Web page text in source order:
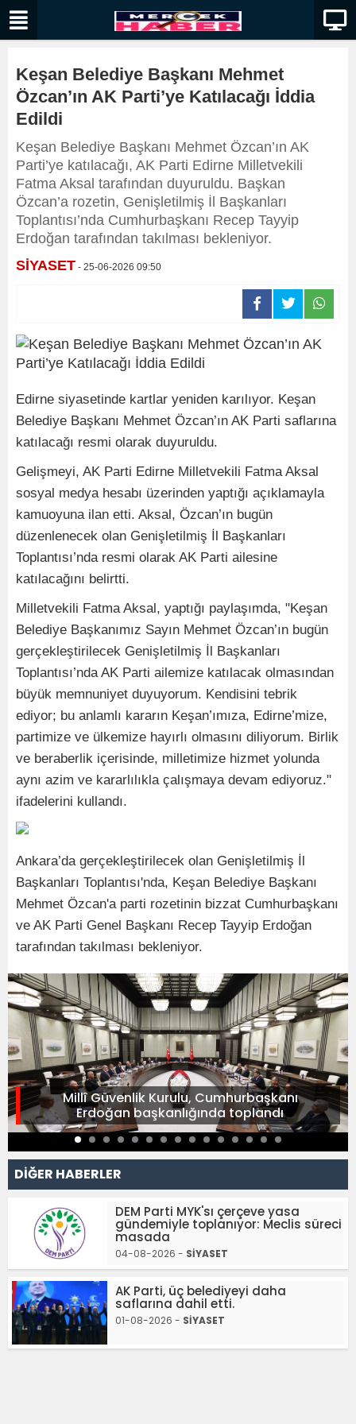
Keşan Belediye Başkanı Mehmet
Özcan’ın AK Parti’ye Katılacağı İddia
Edildi
Keşan Belediye Başkanı Mehmet Özcan’ın AK
Parti’ye katılacağı, AK Parti Edirne Milletvekili
Fatma Aksal tarafından duyuruldu. Başkan
Özcan’a rozetin, Genişletilmiş İl Başkanları
Toplantısı’nda Cumhurbaşkanı Recep Tayyip
Erdoğan tarafından takılması bekleniyor.
SİYASET - 25-06-2026 09:50
Edirne siyasetinde kartlar yeniden karılıyor. Keşan
Belediye Başkanı Mehmet Özcan’ın AK Parti saflarına
katılacağı resmi olarak duyuruldu.
Gelişmeyi, AK Parti Edirne Milletvekili Fatma Aksal
sosyal medya hesabı üzerinden yaptığı açıklamayla
kamuoyuna ilan etti. Aksal, Özcan’ın bugün
düzenlenecek olan Genişletilmiş İl Başkanları
Toplantısı’nda resmi olarak AK Parti ailesine
katılacağını belirtti.
Milletvekili Fatma Aksal, yaptığı paylaşımda, "Keşan
Belediye Başkanımız Sayın Mehmet Özcan’ın bugün
gerçekleştirilecek Genişletilmiş İl Başkanları
Toplantısı’nda AK Parti ailemize katılacak olmasından
büyük memnuniyet duyuyorum. Kendisini tebrik
ediyor; bu anlamlı kararın Keşan’ımıza, Edirne’mize,
partimize ve ülkemize hayırlı olmasını diliyorum. Birlik
ve beraberlik içerisinde, milletimize hizmet yolunda
aynı azim ve kararlılıkla çalışmaya devam ediyoruz."
ifadelerini kullandı.
Ankara’da gerçekleştirilecek olan Genişletilmiş İl
Başkanları Toplantısı'nda, Keşan Belediye Başkanı
Mehmet Özcan'a parti rozetinin bizzat Cumhurbaşkanı
ve AK Parti Genel Başkanı Recep Tayyip Erdoğan
tarafından takılması bekleniyor.
Millî Güvenlik Kurulu, Cumhurbaşkanı
Erdoğan başkanlığında toplandı
DİĞER HABERLER
DEM Parti MYK'sı çerçeve yasa
gündemiyle toplanıyor: Meclis süreci
masada
04-08-2026 - SİYASET
AK Parti, üç belediyeyi daha
saflarına dahil etti.
01-08-2026 - SİYASET